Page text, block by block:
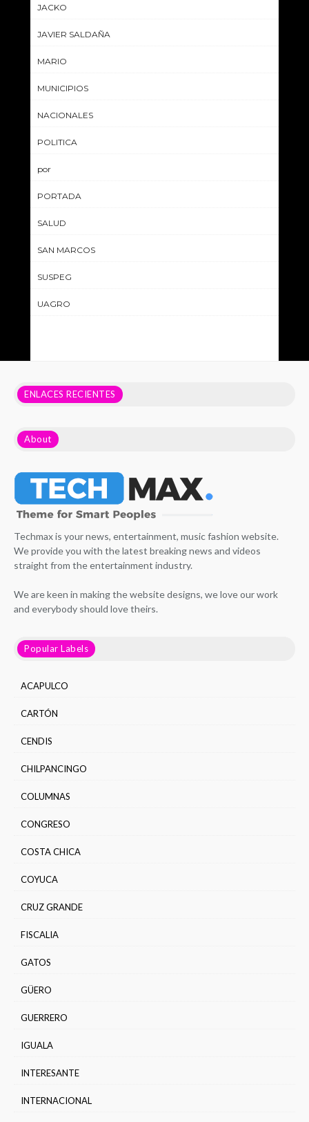
JACKO
JAVIER SALDAÑA
MARIO
MUNICIPIOS
NACIONALES
POLITICA
por
PORTADA
SALUD
SAN MARCOS
SUSPEG
UAGRO
ENLACES RECIENTES
About
Techmax is your news, entertainment, music fashion website.
We provide you with the latest breaking news and videos
straight from the entertainment industry.
We are keen in making the website designs, we love our work
and everybody should love theirs.
Popular Labels
ACAPULCO
CARTÓN
CENDIS
CHILPANCINGO
COLUMNAS
CONGRESO
COSTA CHICA
COYUCA
CRUZ GRANDE
FISCALIA
GATOS
GÜERO
GUERRERO
IGUALA
INTERESANTE
INTERNACIONAL